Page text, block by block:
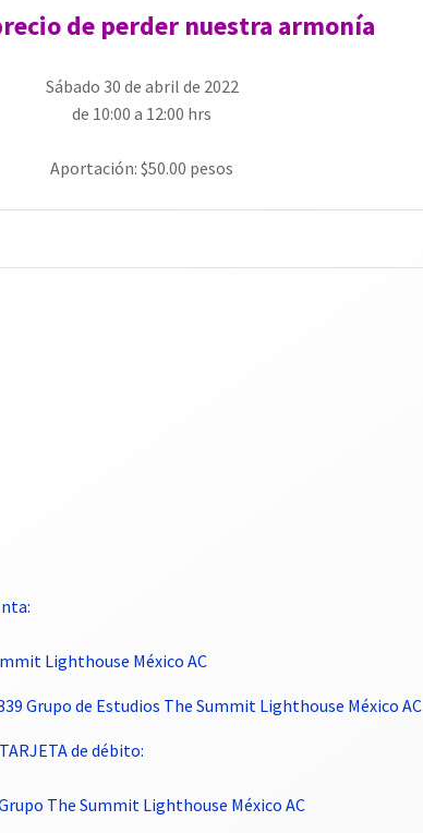
de perder nuestra armonía
Sábado 30 de abril de 2022
de 10:00 a 12:00 hrs
Aportación: $50.00 pesos
Lighthouse México AC
Grupo de Estudios The Summit Lighthouse México AC
de débito:
The Summit Lighthouse México AC